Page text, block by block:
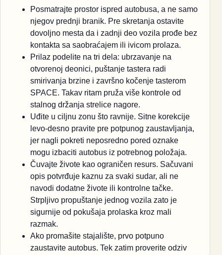
Posmatrajte prostor ispred autobusa, a ne samo
njegov prednji branik. Pre skretanja ostavite
dovoljno mesta da i zadnji deo vozila prođe bez
kontakta sa saobraćajem ili ivicom prolaza.
Prilaz podelite na tri dela: ubrzavanje na
otvorenoj deonici, puštanje tastera radi
smirivanja brzine i završno kočenje tasterom
SPACE. Takav ritam pruža više kontrole od
stalnog držanja strelice nagore.
Uđite u ciljnu zonu što ravnije. Sitne korekcije
levo-desno pravite pre potpunog zaustavljanja,
jer nagli pokreti neposredno pored oznake
mogu izbaciti autobus iz potrebnog položaja.
Čuvajte živote kao ograničen resurs. Sačuvani
opis potvrđuje kaznu za svaki sudar, ali ne
navodi dodatne živote ili kontrolne tačke.
Strpljivo propuštanje jednog vozila zato je
sigurnije od pokušaja prolaska kroz mali
razmak.
Ako promašite stajalište, prvo potpuno
zaustavite autobus. Tek zatim proverite odziv